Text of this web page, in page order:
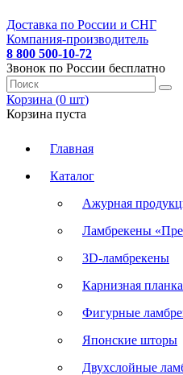
Доставка по России и СНГ
Компания-производитель
8 800 500-10-72
Звонок по России бесплатно
Корзина (0 шт)
Корзина пуста
Главная
Каталог
Ажурная
Ламбрекены
3D-ламбрекены
Карнизная
Фигурные
Японские шторы
Двухслойные